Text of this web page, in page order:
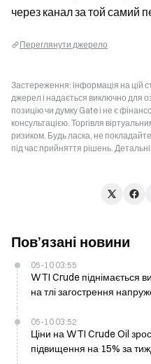
через канал за той самий
Переглянути джерело
Застереження: інформація на цій
джерел і надається виключно для
позицію чи думку Gate і не є
консультацією. Торгівля
ризиком. Будь ласка, не
під час прийняття рішень.
Пов’язані новини
05-10 03:55
WTI Crude піднімається
на тлі загострення
05-10 03:52
Ціни на WTI Crude Oil
підвищення на 15% за